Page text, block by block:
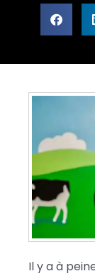
Il y a à